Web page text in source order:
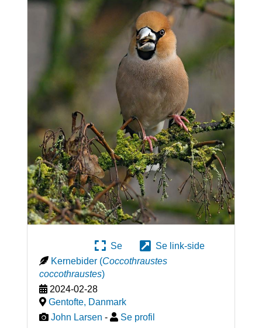
Se
Se link-side
Kernebider (Coccothraustes
coccothraustes)
2024-02-28
Gentofte, Danmark
John Larsen - Se profil